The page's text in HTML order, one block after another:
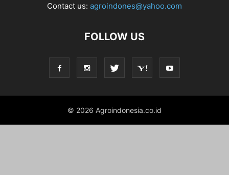
Contact us: agroindones@yahoo.com
FOLLOW US
© 2026 Agroindonesia.co.id